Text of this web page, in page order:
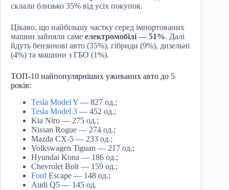
склали близько 35% від усіх покупок.
Цікаво, що найбільшу частку серед імпортованих
машин зайняли саме електромобілі — 51%. Далі
йдуть бензинові авто (35%), гібриди (9%), дизельні
(4%) та машини з ГБО (1%).
ТОП-10 найпопулярніших уживаних авто до 5
років:
Tesla Model Y — 827 од.;
Tesla Model 3 — 452 од.;
Kia Niro — 275 од.;
Nissan Rogue — 274 од.;
Mazda CX-5 — 233 од.;
Volkswagen Tiguan — 217 од.;
Hyundai Kona — 186 од.;
Chevrolet Bolt — 159 од.;
Ford Escape — 148 од.;
Audi Q5 — 145 од.